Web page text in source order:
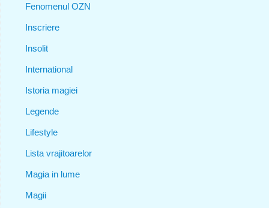
Fenomenul OZN
Inscriere
Insolit
International
Istoria magiei
Legende
Lifestyle
Lista vrajitoarelor
Magia in lume
Magii